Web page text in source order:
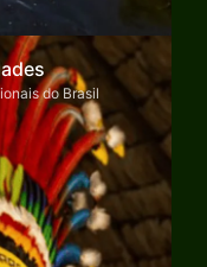
do Brasil